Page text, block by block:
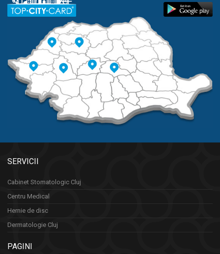
SERVICII
Cabinet Stomatologic Cluj
Centru Medical
Hernie de disc
Dermatologie Cluj
PAGINI